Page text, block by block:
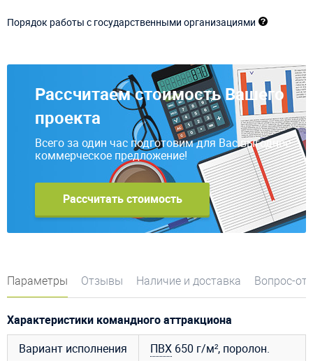
Порядок работы с государственными организациями
Рассчитаем стоимость Вашего
проекта
Всего за один час подготовим для Вас выгодное
коммерческое предложение!
Рассчитать стоимость
Параметры Отзывы Наличие и доставка Вопрос-
Характеристики командного аттракциона
Вариант исполнения
ПВХ 650 г/м², поролон.